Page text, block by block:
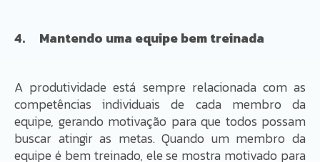
4. Mantendo uma equipe bem treinada
A produtividade está sempre relacionada com as
competências individuais de cada membro da
equipe, gerando motivação para que todos possam
buscar atingir as metas. Quando um membro da
equipe é bem treinado, ele se mostra motivado para